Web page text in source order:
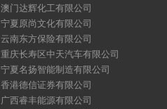
澳门达辉化工有限公司
宁夏原尚文化有限公司
云南东方保险有限公司
重庆长寿区中天汽车有限公司
宁夏名扬智能制造有限公司
香港德信证券有限公司
广西睿丰能源有限公司